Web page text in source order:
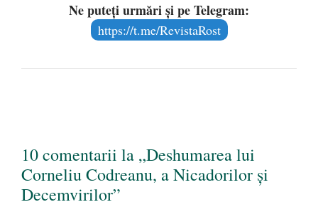
Ne puteți urmări și pe Telegram:
https://t.me/RevistaRost
10 comentarii la „Deshumarea lui
Corneliu Codreanu, a Nicadorilor și
Decemvirilor”